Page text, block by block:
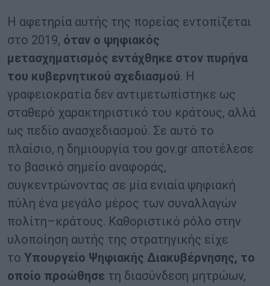
Η αφετηρία αυτής της πορείας εντοπίζεται
στο 2019, όταν ο ψηφιακός
μετασχηματισμός εντάχθηκε στον πυρήνα
του κυβερνητικού σχεδιασμού. Η
γραφειοκρατία δεν αντιμετωπίστηκε ως
σταθερό χαρακτηριστικό του κράτους, αλλά
ως πεδίο ανασχεδιασμού. Σε αυτό το
πλαίσιο, η δημιουργία του gov.gr αποτέλεσε
το βασικό σημείο αναφοράς,
συγκεντρώνοντας σε μία ενιαία ψηφιακή
πύλη ένα μεγάλο μέρος των συναλλαγών
πολίτη–κράτους. Καθοριστικό ρόλο στην
υλοποίηση αυτής της στρατηγικής είχε
το Υπουργείο Ψηφιακής Διακυβέρνησης, το
οποίο προώθησε τη διασύνδεση μητρώων,